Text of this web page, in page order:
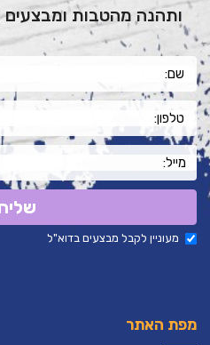
ותהנה מהטבות ומבצעים
מעוניין לקבל מבצעים בדוא"ל
מפת האתר